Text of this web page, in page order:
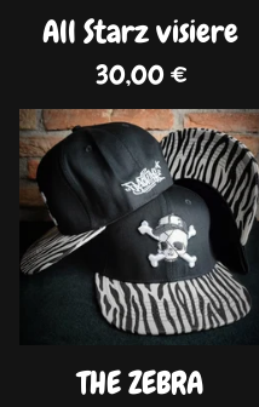
All Starz visiere
30,00€
DISPO
THE ZEBRA